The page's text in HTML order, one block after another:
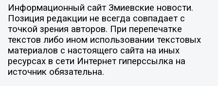
Информационный сайт Змиевские новости.
Позиция редакции не всегда совпадает с
точкой зрения авторов. При перепечатке
текстов либо ином использовании текстовых
материалов с настоящего сайта на иных
ресурсах в сети Интернет гиперссылка на
источник обязательна.